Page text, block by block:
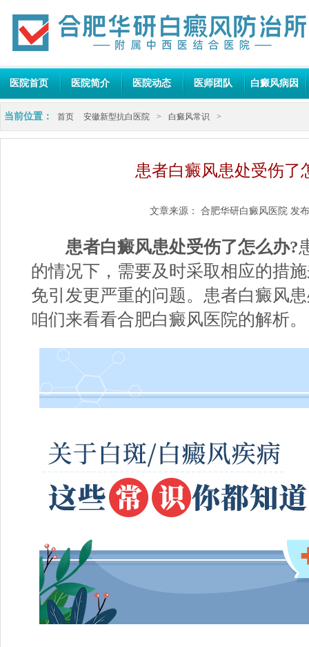
医院首页 医院简介 医院动态 医师团队 白癜风病因
当前位置： 首页 安徽新型抗白医院 > 白癜风常识 >
患者白癜风患处受伤了
文章来源： 合肥华研白癜风医院 发
患者白癜风患处受伤了怎么办?
的情况下，需要及时采取相应的措
免引发更严重的问题。患者白癜风
咱们来看看合肥白癜风医院的解析。